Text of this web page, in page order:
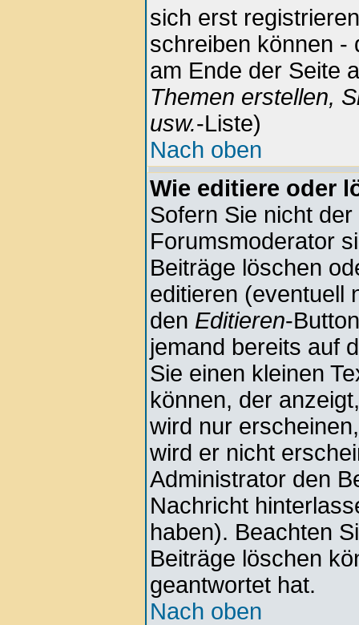
sich erst
schreiben können -
am Ende der Seite
Themen erstellen,
usw.-Liste)
Nach oben
Wie editiere oder
Sofern Sie nicht
Forumsmoderator
Beiträge löschen
editieren (eventuell
den Editieren-
jemand bereits auf
Sie einen kleinen
können, der
wird nur
wird er nicht
Administrator den
Nachricht
haben). Beachten
Beiträge löschen
geantwortet hat.
Nach oben